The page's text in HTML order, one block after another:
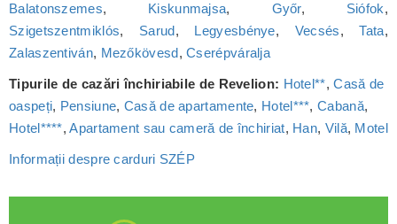
Balatonszemes, Kiskunmajsa, Győr, Siófok,
Szigetszentmiklós, Sarud, Legyesbénye, Vecsés,Tata,
Zalaszentiván, Mezőkövesd,Cserépváralja
Tipurile de cazări închiriabile de Revelion: Hotel**,Casă de
oaspeți, Pensiune, Casă de apartamente, Hotel***,Cabană,
Hotel****,Apartament sau cameră de închiriat, Han, Vilă, Motel
Informații despre carduri SZÉP